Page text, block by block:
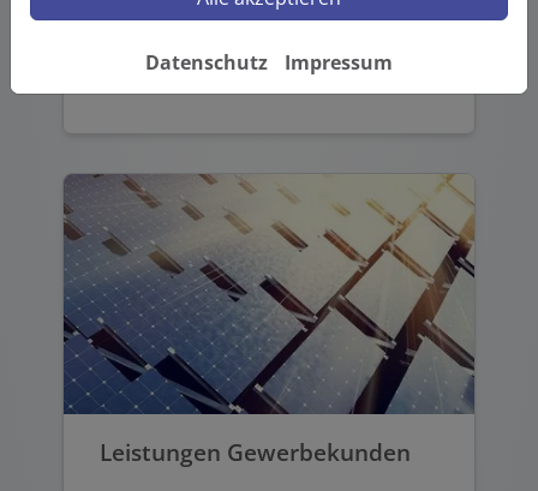
hin zu Staubsaugeranlagen.
Weiterlesen
Leistungen Gewerbekunden
Datenschutz Impressum